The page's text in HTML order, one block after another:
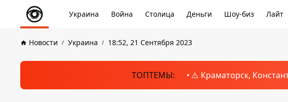
Украина Война Столица Деньги Шоу-биз Лайт
Новости Украина 18:52, 21 Сентября 2023
ТОПТЕМЫ: ⚠️ Краматорск,